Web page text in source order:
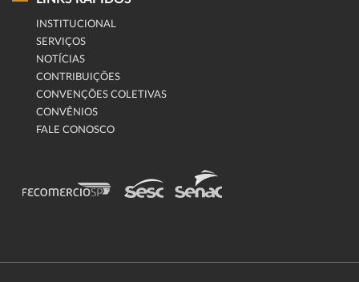
INSTITUCIONAL
SERVIÇOS
NOTÍCIAS
CONTRIBUIÇÕES
CONVENÇÕES COLETIVAS
CONVÊNIOS
FALE CONOSCO